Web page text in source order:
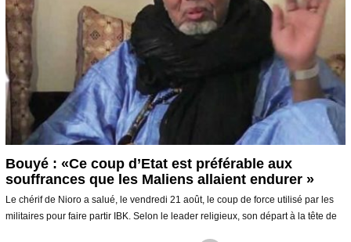
Bouyé : «Ce coup d’Etat est préférable aux
souffrances que les Maliens allaient endurer »
Le chérif de Nioro a salué, le vendredi 21 août, le coup de force utilisé par les
militaires pour faire partir IBK. Selon le leader religieux, son départ à la tête de